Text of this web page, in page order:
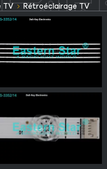
TV Rétroéclairage TV